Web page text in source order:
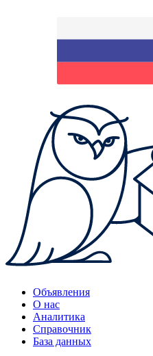
Объявления
О нас
Аналитика
Справочник
База данных